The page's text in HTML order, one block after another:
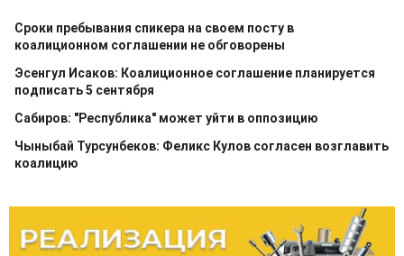
Сроки пребывания спикера на своем посту в
коалиционном соглашении не обговорены
Эсенгул Исаков: Коалиционное соглашение планируется
подписать 5 сентября
Сабиров: "Республика" может уйти в оппозицию
Чыныбай Турсунбеков: Феликс Кулов согласен возглавить
коалицию